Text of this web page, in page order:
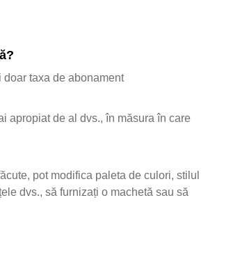
taxa de abonament
apropiat de al dvs., în măsura în care
pot modifica paleta de culori, stilul
dvs., să furnizați o machetă sau să